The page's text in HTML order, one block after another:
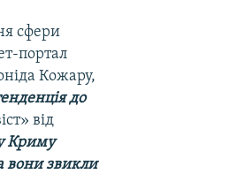
сфери
портал
Кожару,
до
від
Криму
вони звикли